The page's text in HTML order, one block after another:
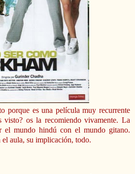
porque es una película muy recurrente
visto? os la recomiendo vivamente. La
el mundo hindú con el mundo gitano.
aula, su implicación, todo.